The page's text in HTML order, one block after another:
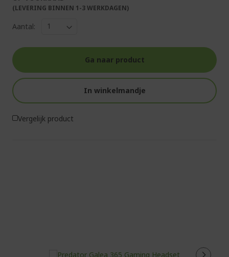
(LEVERING BINNEN 1-3 WERKDAGEN)
Aantal:
Ga naar product
In winkelmandje
Vergelijk product